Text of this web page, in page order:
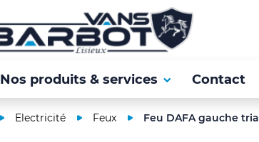
Nos produits & services Contact
Electricité Feux Feu DAFA gauche